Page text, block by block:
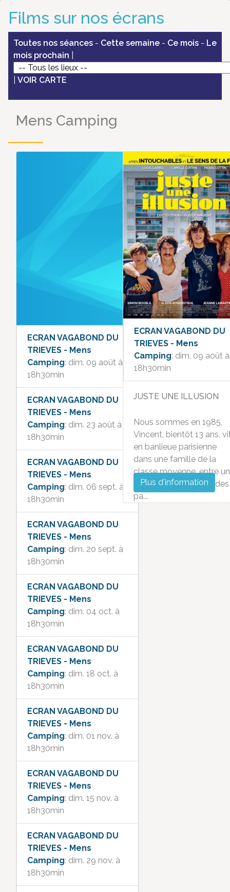
Films sur nos écrans
Toutes nos séances - Cette semaine - Ce mois - Le
mois prochain
VOIR CARTE
Mens Camping
ECRAN VAGABOND DU
TRIEVES - Mens
Camping: dim. 09 août à
18h30min
ECRAN VAGABOND DU
TRIEVES - Mens
Camping: dim. 23 août à
18h30min
ECRAN VAGABOND DU
TRIEVES - Mens
Camping: dim. 06 sept. à
18h30min
ECRAN VAGABOND DU
TRIEVES - Mens
Camping: dim. 20 sept. à
18h30min
ECRAN VAGABOND DU
TRIEVES - Mens
Camping: dim. 04 oct. à
18h30min
ECRAN VAGABOND DU
TRIEVES - Mens
Camping: dim. 18 oct. à
18h30min
ECRAN VAGABOND DU
TRIEVES - Mens
Camping: dim. 01 nov. à
18h30min
ECRAN VAGABOND DU
TRIEVES - Mens
Camping: dim. 15 nov. à
18h30min
ECRAN VAGABOND DU
TRIEVES - Mens
Camping: dim. 29 nov. à
18h30min
ECRAN VAGABOND DU
TRIEVES - Mens
Camping: dim. 09 août à
18h30min
JUSTE UNE ILLUSION
Nous sommes en 1985,
Vincent, bientôt 13 ans,
en banlieue parisienne
dans une famille de la
classe moyenne, entre un
grand frère distant et des
pa...
Plus d'information